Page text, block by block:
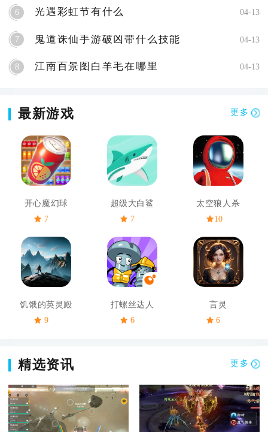
6 光遇彩虹节有什么 04-13
7 鬼道诛仙手游破凶带什么技能 04-13
8 江南百景图白羊毛在哪里 04-13
最新游戏 更多
开心魔幻球
7
超级大白鲨
7
太空狼人杀
10
饥饿的英灵殿
9
打螺丝达人
6
言灵
6
精选资讯 更多